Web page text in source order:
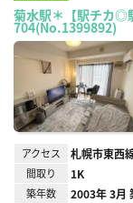
菊水駅＊【駅チカ◎
704(No.1399892)
アクセス 札幌市東西
間取り 1K
築年数 2003年 3月